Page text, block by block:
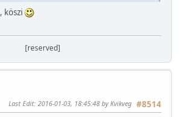
köszi
[reserved]
#8514
Last Edit: 2016-01-03, 18:45:48 by Kvikveg